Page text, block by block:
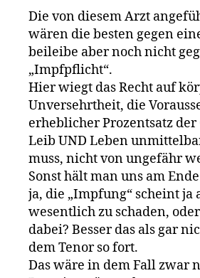
Die von diesem Arzt
wären die besten gegen
beileibe aber noch nicht
„Impfpflicht“.
Hier wiegt das Recht auf
Unversehrtheit, die
erheblicher Prozentsatz der
Leib UND Leben
muss, nicht von ungefähr
Sonst hält man uns am
ja, die „Impfung“ scheint ja
wesentlich zu schaden,
dabei? Besser das als gar
dem Tenor so fort.
Das wäre in dem Fall zwar